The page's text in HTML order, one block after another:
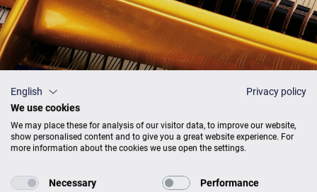
English
Privacy policy
We use cookies
We may place these for analysis of our visitor data, to improve our website,
show personalised content and to give you a great website experience. For
more information about the cookies we use open the settings.
Necessary Performance